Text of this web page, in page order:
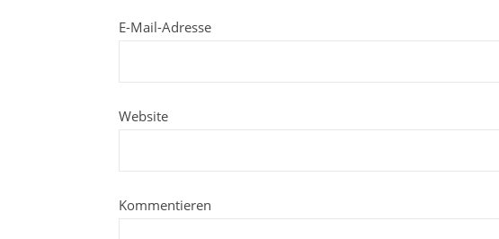
E-Mail-Adresse
Website
Kommentieren